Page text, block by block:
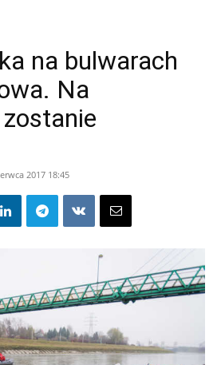
na bulwarach
Na
2017 18:45